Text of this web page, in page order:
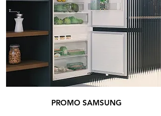
PROMO SAMSUNG